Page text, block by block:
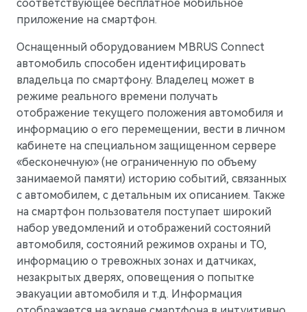
M7Представительский кроссовер
соответствующее бесплатное мобильное
приложение на смартфон.
Оснащенный оборудованием MBRUS Connect
автомобиль способен идентифицировать
владельца по смартфону. Владелец может в
режиме реального времени получать
отображение текущего положения автомобиля и
информацию о его перемещении, вести в личном
кабинете на специальном защищенном сервере
«бесконечную» (не ограниченную по объему
занимаемой памяти) историю событий, связанных
с автомобилем, с детальным их описанием. Также
на смартфон пользователя поступает широкий
набор уведомлений и отображений состояний
автомобиля, состояний режимов охраны и ТО,
информацию о тревожных зонах и датчиках,
незакрытых дверях, оповещения о попытке
эвакуации автомобиля и т.д. Информация